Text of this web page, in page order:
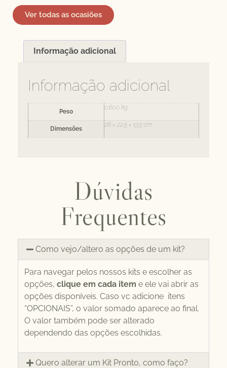
Ver todas as ocasiões
Dúvidas
Frequentes
Como vejo/altero as opções de um kit?
Para navegar pelos nossos kits e escolher as
opções, clique em cada item e ele vai abrir as
opções disponíveis. Caso vc adicione itens
“OPCIONAIS”, o valor somado aparece ao final.
O valor também pode ser alterado
dependendo das opções escolhidas.
Quero alterar um Kit Pronto, como faço?
Informação adicional
Informação adicional
Peso
0,600 kg
Dimensões
26 × 22,5 × 13,5 cm